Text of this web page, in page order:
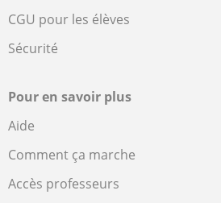
CGU pour les élèves
Sécurité
Pour en savoir plus
Aide
Comment ça marche
Accès professeurs